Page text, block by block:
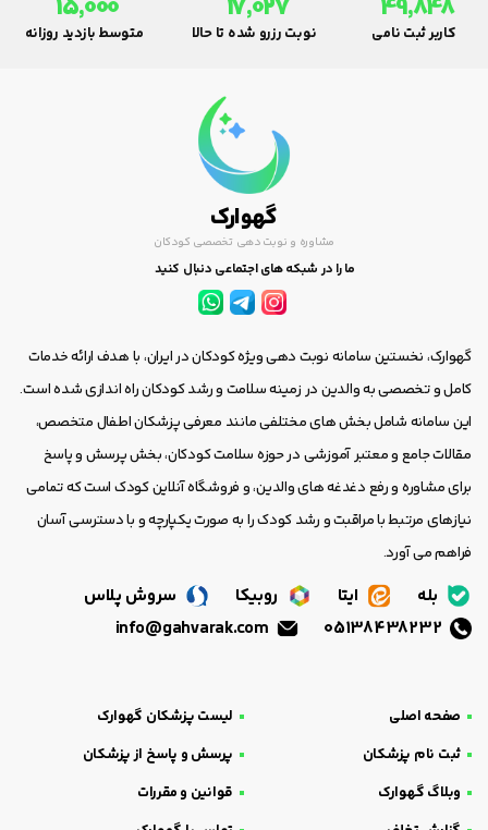
49,848
کاربر ثبت نامی
17,027
نوبت رزرو شده تا حالا
15,000
متوسط بازدید روزانه
گهوارک
مشاوره و نوبت دهی تخصصی کودکان
ما را در شبکه های اجتماعی دنبال کنید
گهوارک، نخستین سامانه نوبت دهی ویژه کودکان در ایران، با هدف ارائه خدمات
کامل و تخصصی به والدین در زمینه سلامت و رشد کودکان راه اندازی شده است.
این سامانه شامل بخش های مختلفی مانند معرفی پزشکان اطفال متخصص،
مقالات جامع و معتبر آموزشی در حوزه سلامت کودکان، بخش پرسش و پاسخ
برای مشاوره و رفع دغدغه های والدین، و فروشگاه آنلاین کودک است که تمامی
نیازهای مرتبط با مراقبت و رشد کودک را به صورت یکپارچه و با دسترسی آسان
فراهم می آورد.
بله ایتا روبیکا
سروش پلاس
صفحه اصلی
لیست پزشکان گهوارک
ثبت نام پزشکان
پرسش و پاسخ از پزشکان
وبلاگ گهوارک
قوانین و مقررات